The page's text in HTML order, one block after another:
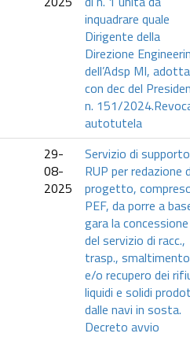
inquadrare quale
Dirigente della
Direzione
dell’Adsp MI,
con dec del
n. 151/
autotutela
29-
08-
2025
Servizio di
RUP per redazione
progetto,
PEF, da porre a
gara la concessione
del servizio di racc.,
trasp., smaltimento
e/o recupero dei
liquidi e solidi
dalle navi in sosta.
Decreto avvio